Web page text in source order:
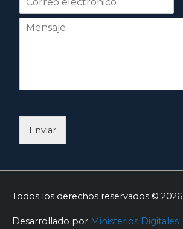
r
Enviar
Todos los derechos reservados © 2026
Desarrollado por Ministerios Digitales